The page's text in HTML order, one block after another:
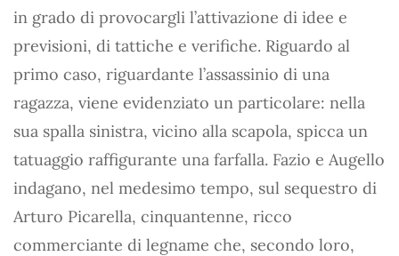
in grado di provocargli l’attivazione di idee e
previsioni, di tattiche e verifiche. Riguardo al
primo caso, riguardante l’assassinio di una
ragazza, viene evidenziato un particolare: nella
sua spalla sinistra, vicino alla scapola, spicca un
tatuaggio raffigurante una farfalla. Fazio e Augello
indagano, nel medesimo tempo, sul sequestro di
Arturo Picarella, cinquantenne, ricco
commerciante di legname che, secondo loro,